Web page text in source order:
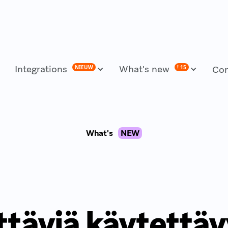
Integrations NIEUW What's new ! 15
What's NEW